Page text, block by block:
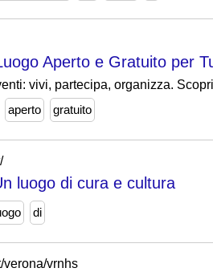
Aperto e Gratuito per
vivi, partecipa, organizza.
aperto gratuito
luogo di cura e cultura
di
verona/vrnhs